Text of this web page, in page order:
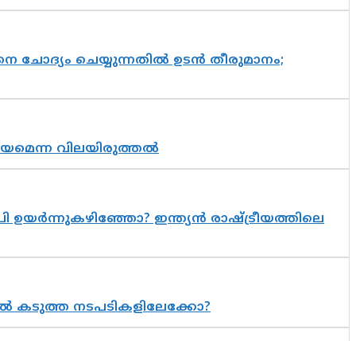
ചെയ്യുന്നതിൽ ഉടൻ തീരുമാനം;
വിലയിരുത്തൽ
ഉയർന്നുകഴിഞ്ഞോ? ഇന്ത്യൻ രാഷ്ട്രീയത്തിലെ
നടപടികളിലേക്കോ?